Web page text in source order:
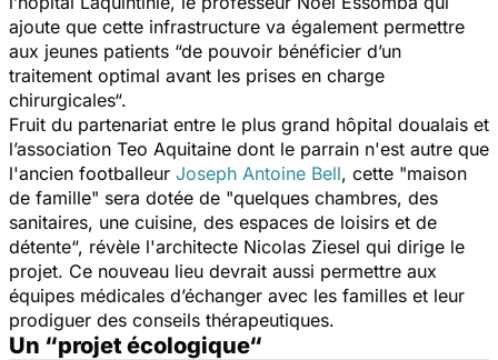
ajoute que cette infrastructure va également permettre
aux jeunes patients “de pouvoir bénéficier d’un
traitement optimal avant les prises en charge
chirurgicales“.
Fruit du partenariat entre le plus grand hôpital doualais et
l’association Teo Aquitaine dont le parrain n'est autre que
l'ancien footballeur Joseph Antoine Bell, cette "maison
de famille" sera dotée de "quelques chambres, des
sanitaires, une cuisine, des espaces de loisirs et de
détente“, révèle l'architecte Nicolas Ziesel qui dirige le
projet. Ce nouveau lieu devrait aussi permettre aux
équipes médicales d’échanger avec les familles et leur
prodiguer des conseils thérapeutiques.
Un “projet écologique“